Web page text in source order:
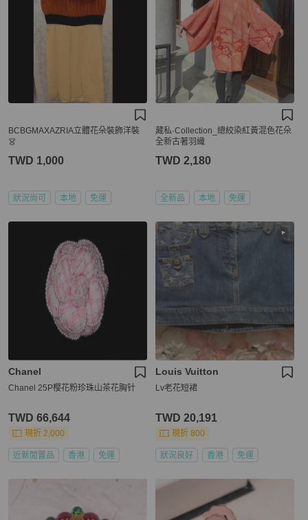
BCBGMAXAZRIA立體花朵裝飾洋裝
👗
TWD 1,000
狀況尚可 本地 免運
藏私·Collection_總絞染紅黃混色花朵
全新古著羽織
TWD 2,180
全新品 本地 免運
Chanel
Chanel 25P樱花粉珍珠山茶花胸针
TWD 66,644
現折 2,000
近新閒置品 香港 免運
Louis Vuitton
Lv老花短裙
TWD 20,191
現折 800
狀況良好 香港 免運